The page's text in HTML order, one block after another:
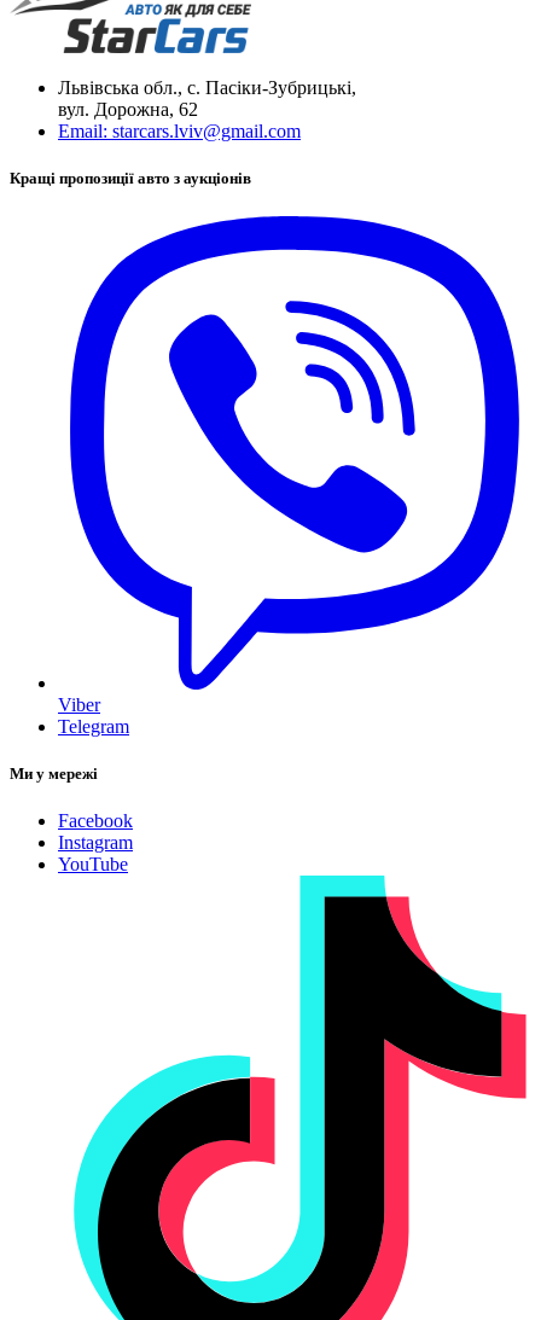
Львівська обл., с. Пасіки-Зубрицькі,
вул. Дорожна, 62
Email: starcars.lviv@gmail.com
Кращі пропозиції авто з аукціонів
Viber
Telegram
Ми у мережі
Facebook
Instagram
YouTube